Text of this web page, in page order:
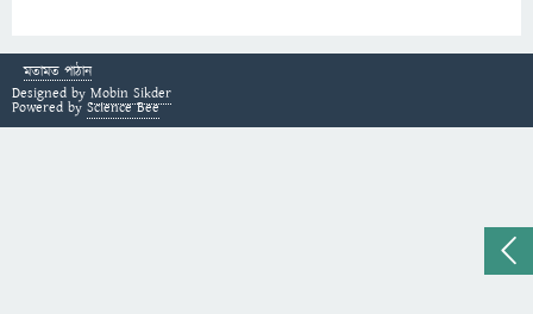
মতামত পাঠান
Designed by Mobin Sikder
Powered by Science Bee